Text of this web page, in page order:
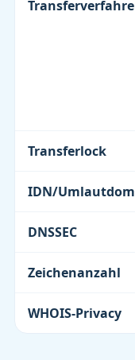
Transferlock
IDN/
DNSSEC
Zeichenanzahl
WHOIS-Privacy